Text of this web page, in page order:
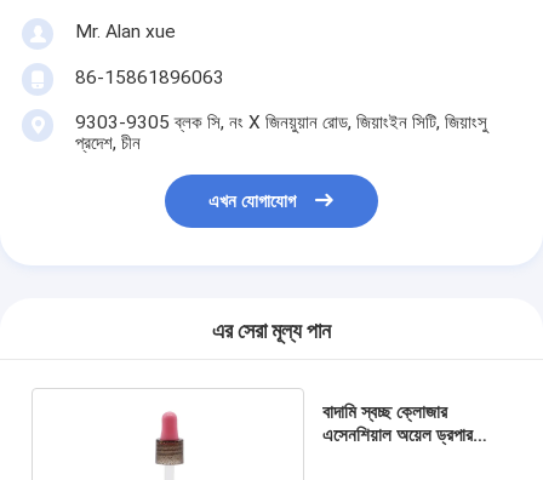
Mr. Alan xue
86-15861896063
9303-9305 ব্লক সি, নং X জিনয়ুয়ান রোড, জিয়াংইন সিটি, জিয়াংসু
প্রদেশ, চীন
এখন যোগাযোগ
এর সেরা মূল্য পান
বাদামি স্বচ্ছ ক্লোজার
এসেনশিয়াল অয়েল ড্রপার